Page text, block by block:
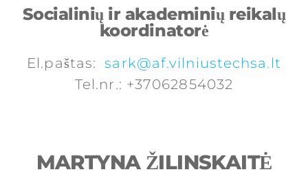
Socialinių ir akademinių reikalų
koordinatorė
El.paštas:sark@af.vilniustechsa.lt
Tel.nr.: +37062854032
MARTYNA ŽILINSKAITĖ